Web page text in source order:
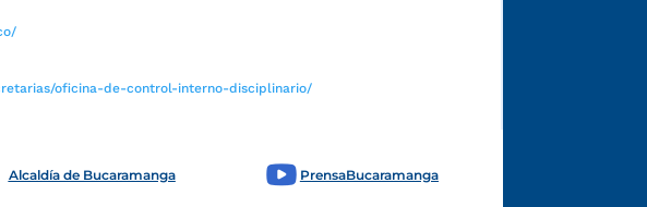
oficina-de-control-interno-disciplinario/
Alcaldía de Bucaramanga PrensaBucaramanga